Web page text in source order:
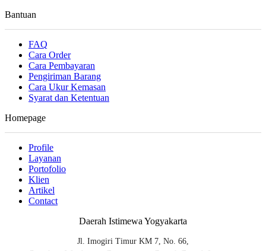
Bantuan
FAQ
Cara Order
Cara Pembayaran
Pengiriman Barang
Cara Ukur Kemasan
Syarat dan Ketentuan
Homepage
Profile
Layanan
Portofolio
Klien
Artikel
Contact
Daerah Istimewa Yogyakarta
Jl. Imogiri Timur KM 7, No. 66,